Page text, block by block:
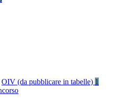
OIV (da pubblicare in tabelle) 1